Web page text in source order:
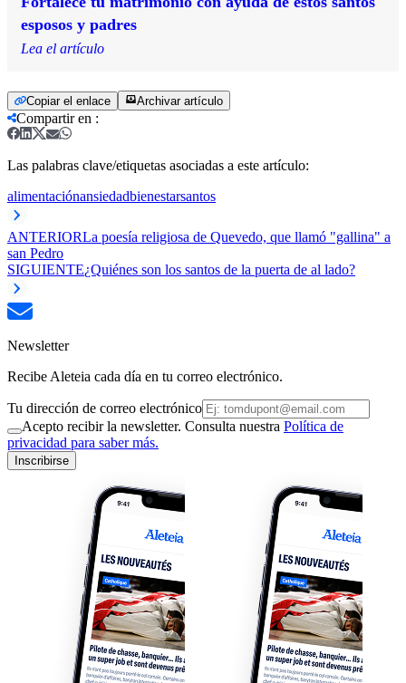
esposos y padres
Lea el artículo
Copiar el enlace Archivar artículo
Compartir en :
Las palabras clave/etiquetas asociadas a este artículo:
alimentaciónansiedadbienestarsantos
ANTERIORLa poesía religiosa de Quevedo, que llamó "gallina" a
san Pedro
SIGUIENTE¿Quiénes son los santos de la puerta de al lado?
Newsletter
Recibe Aleteia cada día en tu correo electrónico.
Tu dirección de correo electrónico
Acepto recibir la newsletter. Consulta nuestra Política de
privacidad para saber más.
Inscribirse